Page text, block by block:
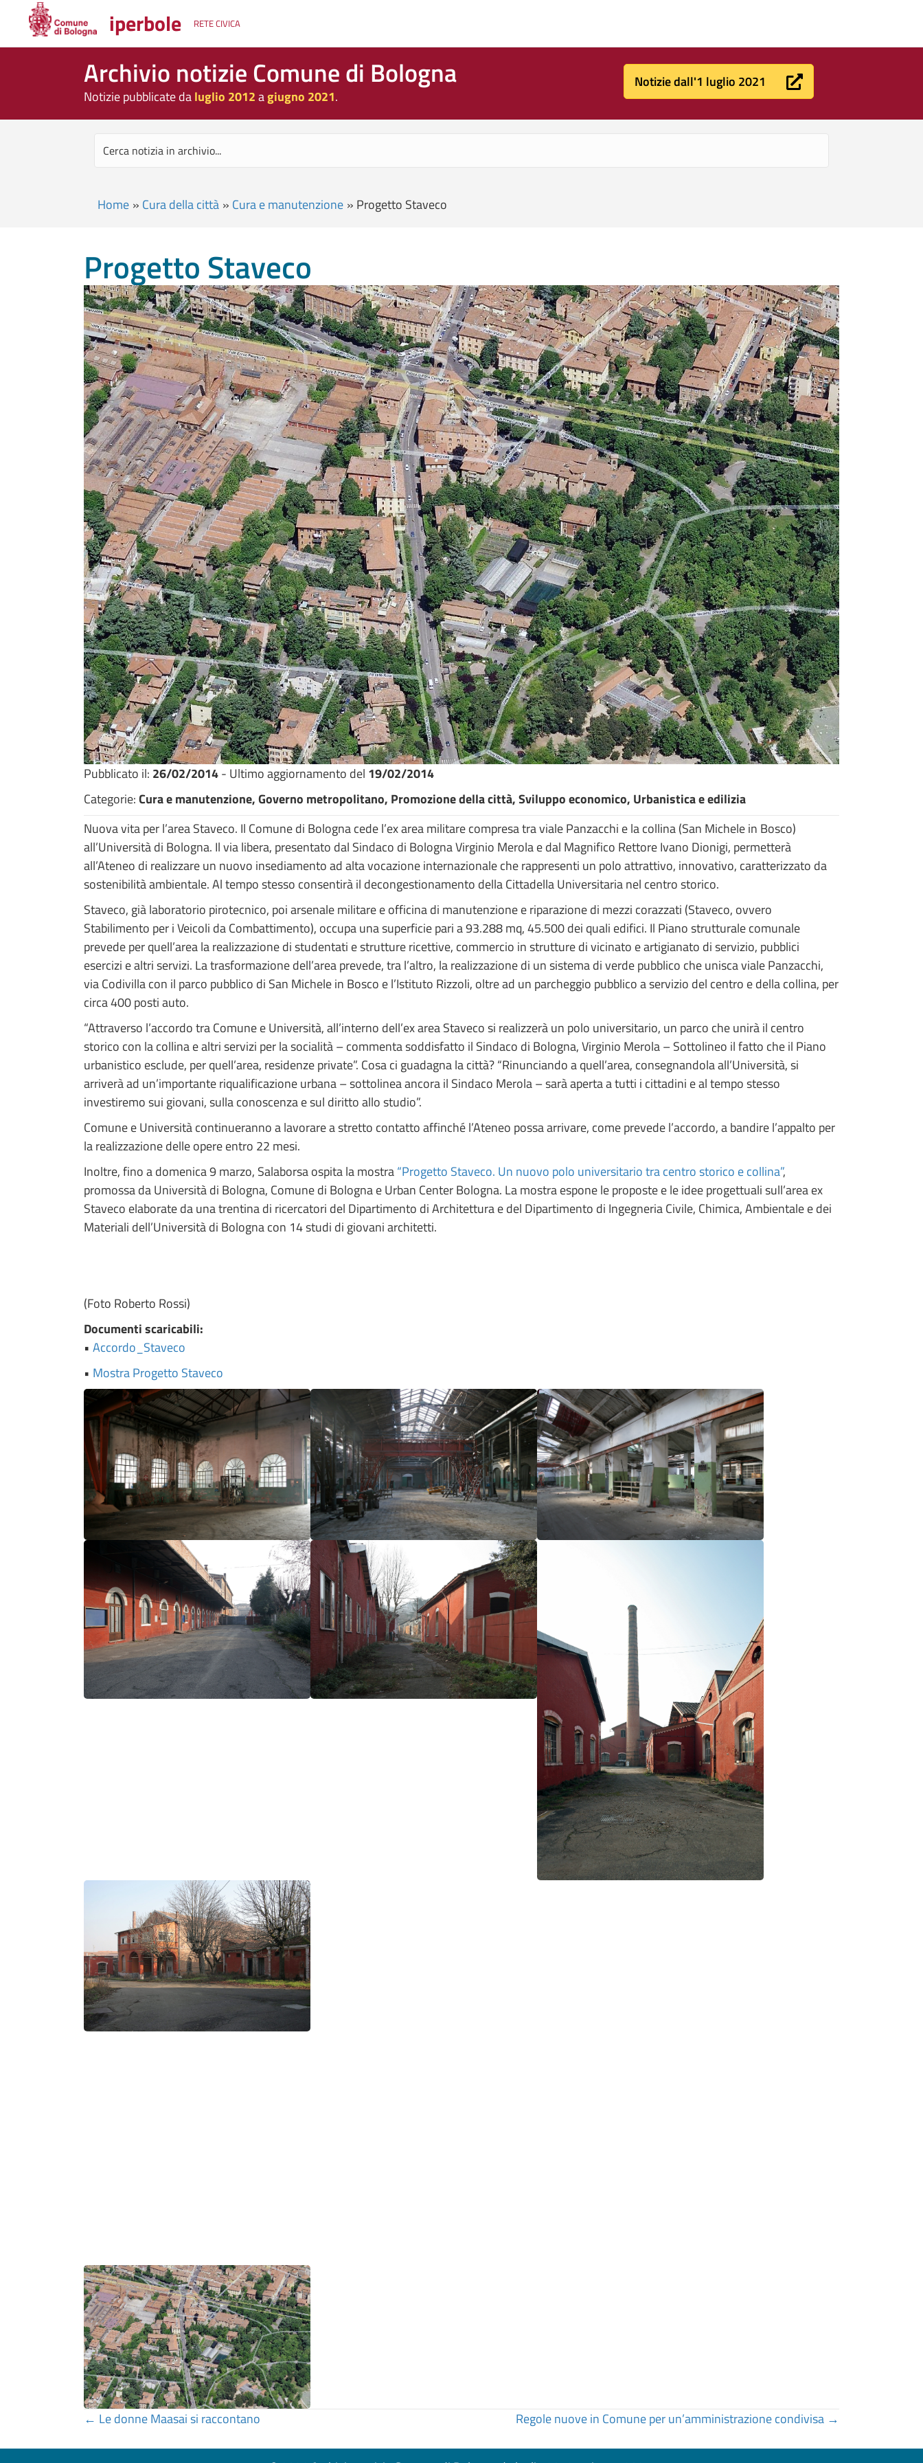
iperbole RETE CIVICA
Archivio notizie Comune di Bologna
Notizie pubblicate daluglio 2012agiugno 2021.
Notizie dall'1 luglio 2021
Home » Cura della città » Cura e manutenzione » Progetto Staveco
Progetto Staveco
Pubblicato il: 26/02/2014- Ultimo aggiornamento del 19/02/2014
Categorie:Cura e manutenzione, Governo metropolitano, Promozione della città, Sviluppo economico, Urbanistica e edilizia
Nuova vita per l’area Staveco. Il Comune di Bologna cede l’ex area militare compresa tra viale Panzacchi e la collina (San Michele in Bosco)
all’Università di Bologna. Il via libera, presentato dal Sindaco di Bologna Virginio Merola e dal Magnifico Rettore Ivano Dionigi, permetterà
all’Ateneo di realizzare un nuovo insediamento ad alta vocazione internazionale che rappresenti un polo attrattivo, innovativo, caratterizzato da
sostenibilità ambientale. Al tempo stesso consentirà il decongestionamento della Cittadella Universitaria nel centro storico.
Staveco, già laboratorio pirotecnico, poi arsenale militare e officina di manutenzione e riparazione di mezzi corazzati (Staveco, ovvero
Stabilimento per i Veicoli da Combattimento), occupa una superficie pari a 93.288 mq, 45.500 dei quali edifici. Il Piano strutturale comunale
prevede per quell’area la realizzazione di studentati e strutture ricettive, commercio in strutture di vicinato e artigianato di servizio, pubblici
esercizi e altri servizi. La trasformazione dell’area prevede, tra l’altro, la realizzazione di un sistema di verde pubblico che unisca viale Panzacchi,
via Codivilla con il parco pubblico di San Michele in Bosco e l’Istituto Rizzoli, oltre ad un parcheggio pubblico a servizio del centro e della collina, per
circa 400 posti auto.
“Attraverso l’accordo tra Comune e Università, all’interno dell’ex area Staveco si realizzerà un polo universitario, un parco che unirà il centro
storico con la collina e altri servizi per la socialità – commenta soddisfatto il Sindaco di Bologna, Virginio Merola – Sottolineo il fatto che il Piano
urbanistico esclude, per quell’area, residenze private”. Cosa ci guadagna la città? “Rinunciando a quell’area, consegnandola all’Università, si
arriverà ad un’importante riqualificazione urbana – sottolinea ancora il Sindaco Merola – sarà aperta a tutti i cittadini e al tempo stesso
investiremo sui giovani, sulla conoscenza e sul diritto allo studio”.
Comune e Università continueranno a lavorare a stretto contatto affinché l’Ateneo possa arrivare, come prevede l’accordo, a bandire l’appalto per
la realizzazione delle opere entro 22 mesi.
Inoltre, fino a domenica 9 marzo, Salaborsa ospita la mostra“Progetto Staveco. Un nuovo polo universitario tra centro storico e collina”,
promossa da Università di Bologna, Comune di Bologna e Urban Center Bologna. La mostra espone le proposte e le idee progettuali sull’area ex
Staveco elaborate da una trentina di ricercatori del Dipartimento di Architettura e del Dipartimento di Ingegneria Civile, Chimica, Ambientale e dei
Materiali dell’Università di Bologna con 14 studi di giovani architetti.
(Foto Roberto Rossi)
Documenti scaricabili:
• Accordo_Staveco
• Mostra Progetto Staveco
Posts
navigation
← Le donne Maasai si raccontano Regole nuove in Comune per un’amministrazione condivisa →